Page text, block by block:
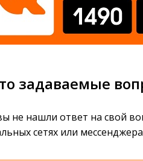
задаваемые
не нашли ответ на свой
сетях или